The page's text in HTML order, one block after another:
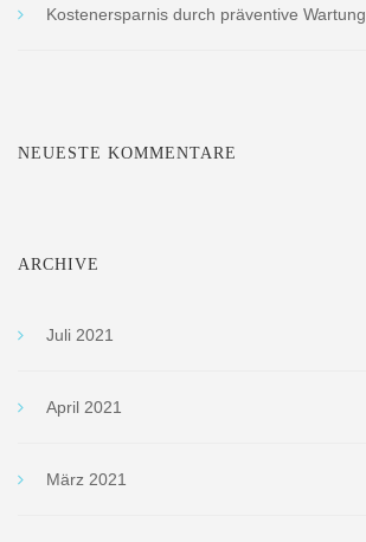
Kostenersparnis durch präventive Wartung
NEUESTE KOMMENTARE
ARCHIVE
Juli 2021
April 2021
März 2021